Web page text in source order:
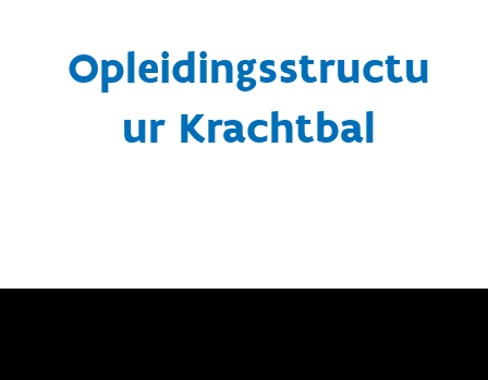
Opleidingsstructu
ur Krachtbal